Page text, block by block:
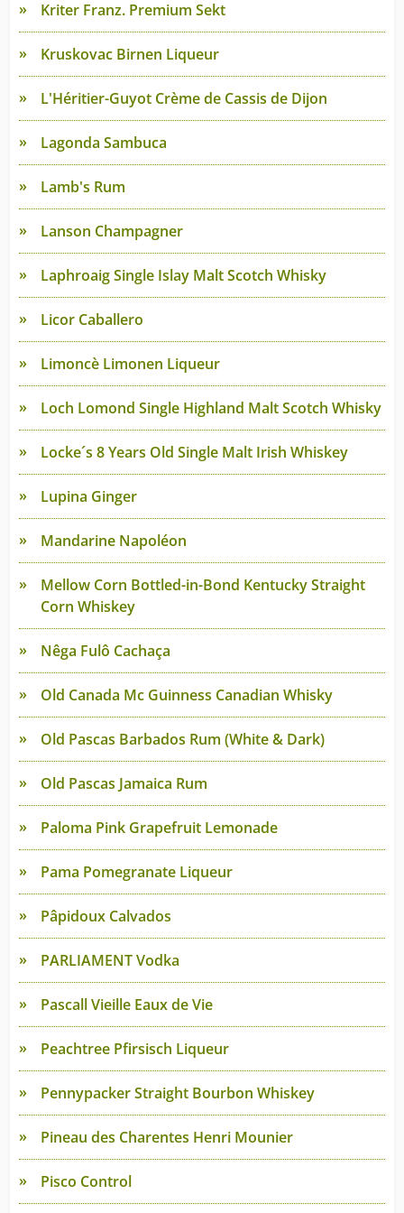
Kriter Franz. Premium Sekt
Kruskovac Birnen Liqueur
L'Héritier-Guyot Crème de Cassis de Dijon
Lagonda Sambuca
Lamb's Rum
Lanson Champagner
Laphroaig Single Islay Malt Scotch Whisky
Licor Caballero
Limoncè Limonen Liqueur
Loch Lomond Single Highland Malt Scotch Whisky
Locke´s 8 Years Old Single Malt Irish Whiskey
Lupina Ginger
Mandarine Napoléon
Mellow Corn Bottled-in-Bond Kentucky Straight
Corn Whiskey
Nêga Fulô Cachaça
Old Canada Mc Guinness Canadian Whisky
Old Pascas Barbados Rum (White & Dark)
Old Pascas Jamaica Rum
Paloma Pink Grapefruit Lemonade
Pama Pomegranate Liqueur
Pâpidoux Calvados
PARLIAMENT Vodka
Pascall Vieille Eaux de Vie
Peachtree Pfirsisch Liqueur
Pennypacker Straight Bourbon Whiskey
Pineau des Charentes Henri Mounier
Pisco Control